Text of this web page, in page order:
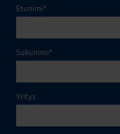
Etunimi*
Sukunimi*
Yritys